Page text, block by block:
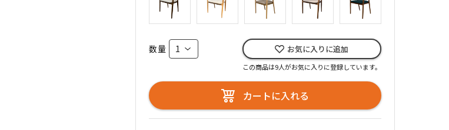
数量 お気に入りに追加
この商品は9人がお気に入りに登録しています。
カートに入れる